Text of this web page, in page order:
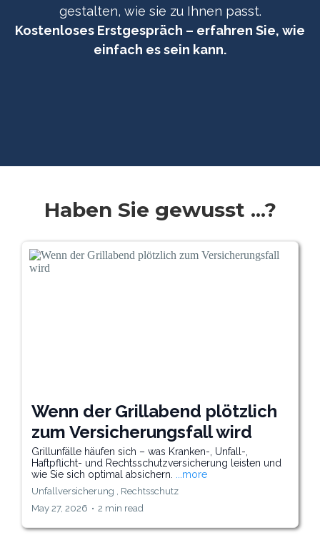
gestalten, wie sie zu Ihnen passt.
Kostenloses Erstgespräch – erfahren Sie, wie
einfach es sein kann.
Haben Sie gewusst ...?
Wenn der Grillabend plötzlich
zum Versicherungsfall wird
Grillunfälle häufen sich – was Kranken-, Unfall-,
Haftpflicht- und Rechtsschutzversicherung leisten und
wie Sie sich optimal absichern.
...more
Unfallversicherung , Rechtsschutz
May 27, 2026 • 2 min read